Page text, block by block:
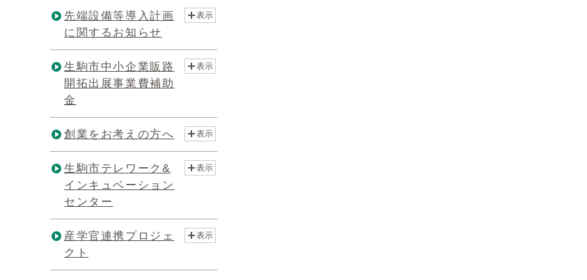
先端設備等導入計画
に関するお知らせ
表示
生駒市中小企業販路
開拓出展事業費補助
金
表示
創業をお考えの方へ 表示
生駒市テレワーク&
インキュベーション
センター
表示
産学官連携プロジェ
クト
表示